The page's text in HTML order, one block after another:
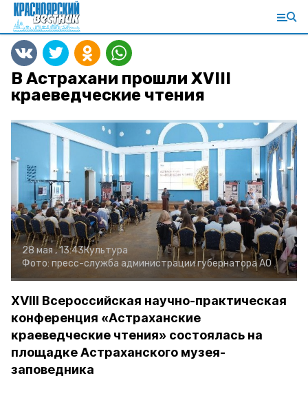
В Астрахани прошли XVIII
краеведческие чтения
28 мая , 13:43Культура
Фото: пресс-служба администрации губернатора АО
XVIII Всероссийская научно-практическая
конференция «Астраханские
краеведческие чтения» состоялась на
площадке Астраханского музея-
заповедника